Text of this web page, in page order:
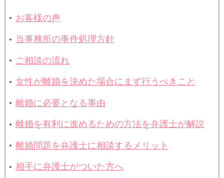
お客様の声
当事務所の事件処理方針
ご相談の流れ
女性が離婚を決めた場合にまず行うべきこと
離婚に必要となる事由
離婚を有利に進めるための方法を弁護士が解説
離婚問題を弁護士に相談するメリット
相手に弁護士がついた方へ